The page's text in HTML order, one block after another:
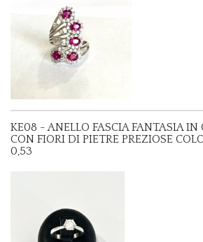
KE08 - ANELLO FASCIA FANTASIA IN
CON FIORI DI PIETRE PREZIOSE
0,53